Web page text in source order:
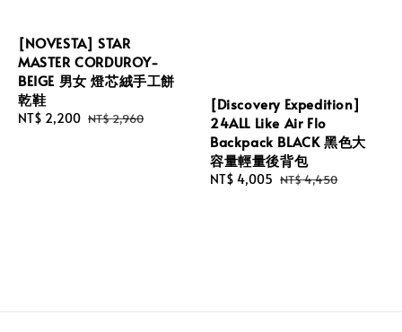
[NOVESTA] STAR
MASTER CORDUROY-
BEIGE 男女 燈芯絨手工餅
乾鞋
Sale
NT$ 2,200 Regular
NT$ 2,960
[Discovery Expedition]
24ALL Like Air Flo
Backpack BLACK 黑色大
容量輕量後背包
Sale
NT$ 4,005 Regular
NT$ 4,450